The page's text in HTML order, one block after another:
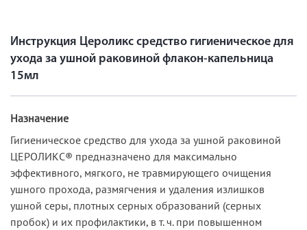
Инструкция Цероликс средство гигиеническое для
ухода за ушной раковиной флакон-капельница
15мл
Назначение
Гигиеническое средство для ухода за ушной раковиной
ЦЕРОЛИКС® предназначено для максимально
эффективного, мягкого, не травмирующего очищения
ушного прохода, размягчения и удаления излишков
ушной серы, плотных серных образований (серных
пробок) и их профилактики, в т. ч. при повышенном